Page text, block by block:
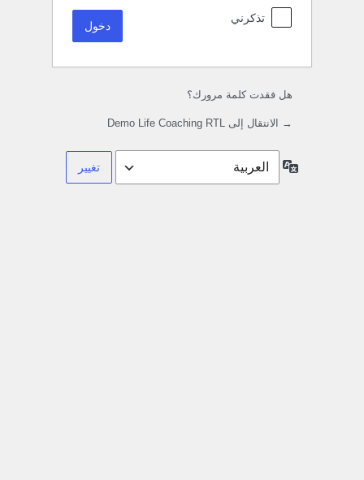
تذكرني
هل فقدت كلمة مرورك؟
→ الانتقال إلى Demo Life Coaching RTL
اللغة